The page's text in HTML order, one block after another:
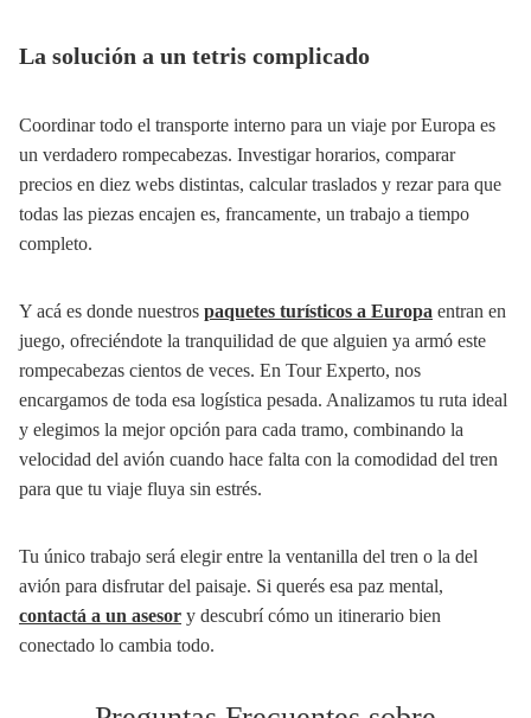
La solución a un tetris complicado
Coordinar todo el transporte interno para un viaje por Europa es
un verdadero rompecabezas. Investigar horarios, comparar
precios en diez webs distintas, calcular traslados y rezar para que
todas las piezas encajen es, francamente, un trabajo a tiempo
completo.
Y acá es donde nuestros paquetes turísticos a Europa entran en
juego, ofreciéndote la tranquilidad de que alguien ya armó este
rompecabezas cientos de veces. En Tour Experto, nos
encargamos de toda esa logística pesada. Analizamos tu ruta ideal
y elegimos la mejor opción para cada tramo, combinando la
velocidad del avión cuando hace falta con la comodidad del tren
para que tu viaje fluya sin estrés.
Tu único trabajo será elegir entre la ventanilla del tren o la del
avión para disfrutar del paisaje. Si querés esa paz mental,
contactá a un asesor y descubrí cómo un itinerario bien
conectado lo cambia todo.